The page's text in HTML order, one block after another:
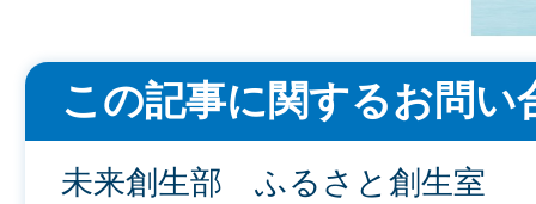
この記事に関するお問い
未来創生部 ふるさと創生室